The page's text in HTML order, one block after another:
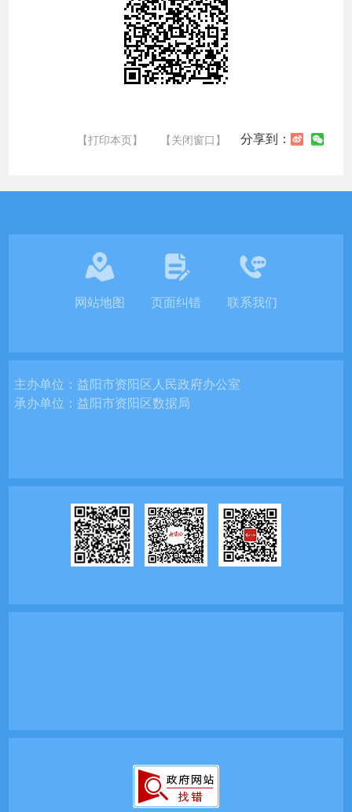
【打印本页】 【关闭窗口】 分享到：
网站地图 页面纠错 联系我们
主办单位：益阳市资阳区人民政府办公室
承办单位：益阳市资阳区数据局